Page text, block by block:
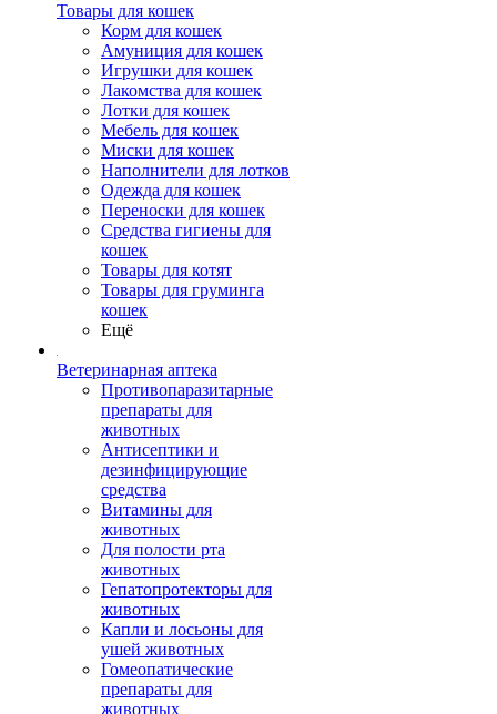
Товары для кошек
Корм для кошек
Амуниция для кошек
Игрушки для кошек
Лакомства для кошек
Лотки для кошек
Мебель для кошек
Миски для кошек
Наполнители для лотков
Одежда для кошек
Переноски для кошек
Средства гигиены для
кошек
Товары для котят
Товары для груминга
кошек
Ещё
Ветеринарная аптека
Противопаразитарные
препараты для
животных
Антисептики и
дезинфицирующие
средства
Витамины для
животных
Для полости рта
животных
Гепатопротекторы для
животных
Капли и лосьоны для
ушей животных
Гомеопатические
препараты для
животных